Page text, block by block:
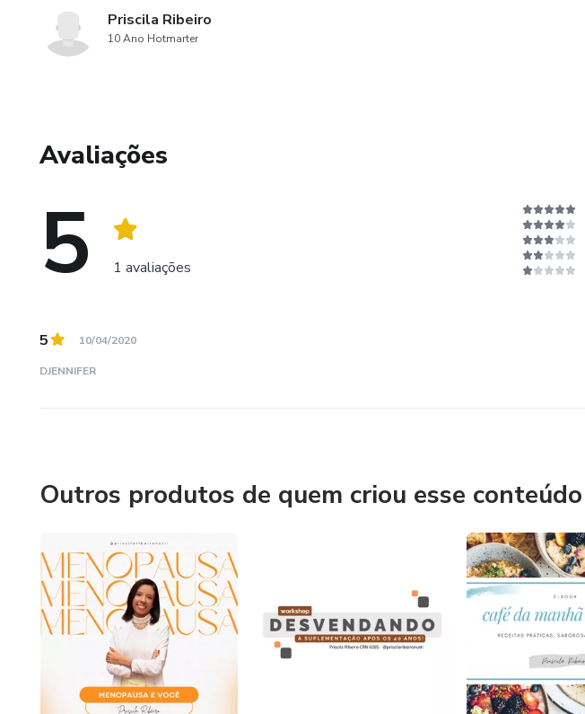
Priscila Ribeiro
10 Ano Hotmarter
Avaliações
5 1 avaliações
5 10/04/2020
DJENNIFER
Outros produtos de quem criou esse conteúdo